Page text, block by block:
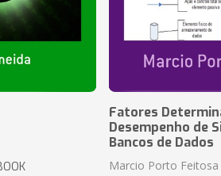
Fatores
Desempenho de
Bancos de Dados
Marcio Porto Feitosa